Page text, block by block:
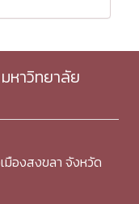
หาวิทยาลัย
มืองสงขลา จังหวัด